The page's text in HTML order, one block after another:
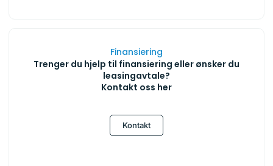
Finansiering
Trenger du hjelp til finansiering eller ønsker du
leasingavtale?
Kontakt oss her
Kontakt